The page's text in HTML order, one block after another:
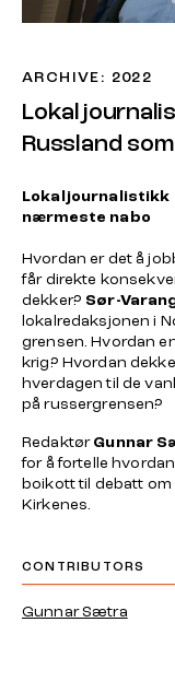
ARCHIVE: 2022
Russland
Lokaljournalistikk
nærmeste nabo
Hvordan er det å
får direkte
dekker? Sør-
lokalredaksjonen i
grensen. Hvordan
krig? Hvordan
hverdagen til de
på russergrensen?
Redaktør Gunnar
for å fortelle
boikott til debatt
Kirkenes.
CONTRIBUTORS
Gunnar Sætra